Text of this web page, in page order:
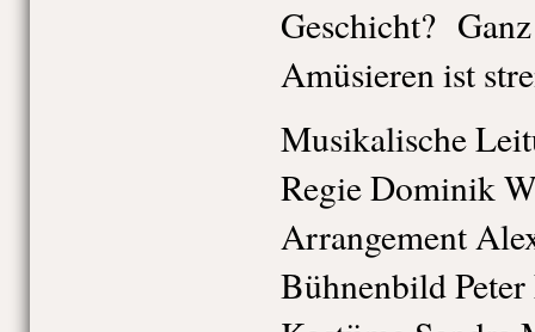
Geschicht?
Amüsieren ist
Musikalische
Regie Dominik
Arrangement
Bühnenbild Peter